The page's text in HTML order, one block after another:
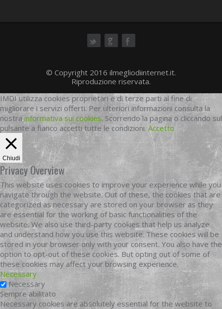
© Copyright 2016 ilmegliodiinternet.it.
Riproduzione riservata.
IMDI utilizza cookies proprietari e di terze parti al fine di
migliorare i servizi offerti. Per ulteriori informazioni consulta la
nostrainformativa sui cookies. Scorrendo la pagina o cliccando sul
pulsante a fianco accetti tutte le condizioni. Accetto
Chiudi
Privacy Overview
This website uses cookies to improve your experience while you
navigate through the website. Out of these, the cookies that are
categorized as necessary are stored on your browser as they
are essential for the working of basic functionalities of the
website. We also use third-party cookies that help us analyze
and understand how you use this website. These cookies will be
stored in your browser only with your consent. You also have the
option to opt-out of these cookies. But opting out of some of
these cookies may affect your browsing experience.
Necessary
Necessary
Sempre abilitato
Necessary cookies are absolutely essential for the website to